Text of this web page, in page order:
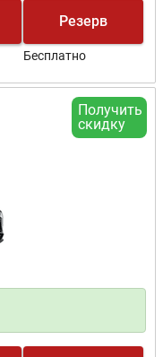
Резерв
Бесплатно
Получить
скидку